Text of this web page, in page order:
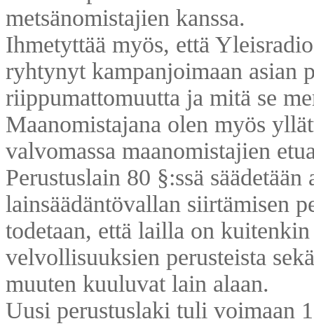
metsänomistajien kanssa.
Ihmetyttää myös, että
ryhtynyt kampanjoimaan asian
riippumattomuutta ja mitä se
Maanomistajana olen myös
valvomassa maanomistajien
Perustuslain 80 §:ssä säädetään
lainsäädäntövallan siirtämisen
todetaan, että lailla on
velvollisuuksien perusteista
muuten kuuluvat lain alaan.
Uusi perustuslaki tuli voimaan